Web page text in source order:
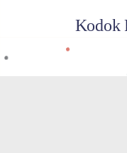
Kodok